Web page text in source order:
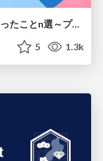
Claude Code全社展開のためにやったことn選～プラグイン302個・コミッター271人を支えるために～
5 1.3k